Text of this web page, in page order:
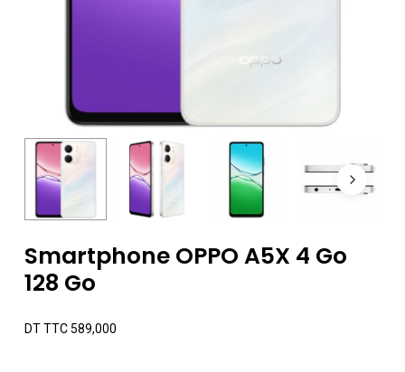
Smartphone OPPO A5X 4 Go
128 Go
DT TTC589,000